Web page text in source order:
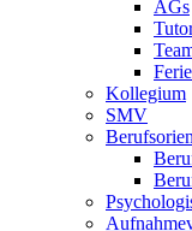
AGs
Kollegium
SMV